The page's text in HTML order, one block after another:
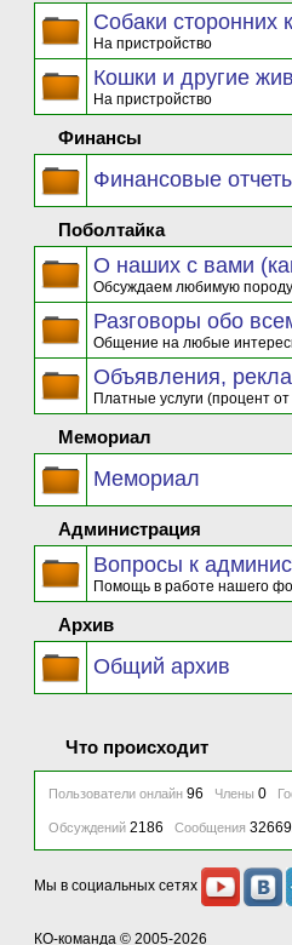
Собаки сторонних
На пристройство
Кошки и другие
На пристройство
Финансы
Финансовые
Поболтайка
О наших с вами
Обсуждаем любимую породу
Разговоры обо
Общение на любые
Объявления,
Платные услуги (процент
Мемориал
Мемориал
Администрация
Вопросы к
Помощь в работе нашего
Архив
Общий архив
Что происходит
Пользователи онлайн 96 Члены 0
Обсуждений 2186 Сообщения
Мы в социальных сетях
КО-команда © 2005-2026